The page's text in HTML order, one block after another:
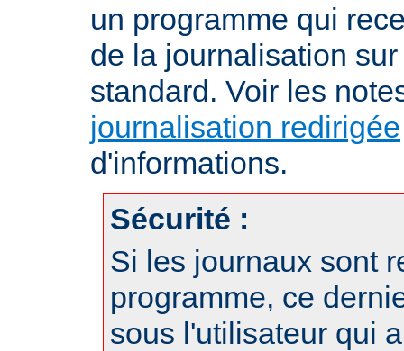
un programme qui
de la journalisation
standard. Voir les
journalisation redirigée
d'informations.
Sécurité :
Si les journaux sont
programme, ce
sous l'utilisateur qui